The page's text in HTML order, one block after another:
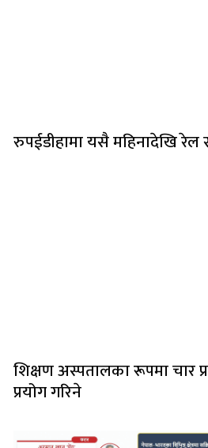
रुपईडीहामा यसै महिनादेखि रेल
शिक्षण अस्पतालका रूपमा चार
प्रयोग गरिने